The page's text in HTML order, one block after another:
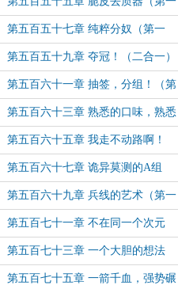
更）
第五百五十七章 纯粹分奴（第一
更）
第五百五十九章 夺冠！（二合一）
第五百六十一章 抽签，分组！（第
二更）
第五百六十三章 熟悉的口味，熟悉
的配方（二合一）
第五百六十五章 我走不动路啊！
（第二更）
第五百六十七章 诡异莫测的A组
（二合一）
第五百六十九章 兵线的艺术（第一
更）
第五百七十一章 不在同一个次元
（第一更）
第五百七十三章 一个大胆的想法
（第三更）（零华浮落万赏加更）
第五百七十五章 一箭千血，强势碾